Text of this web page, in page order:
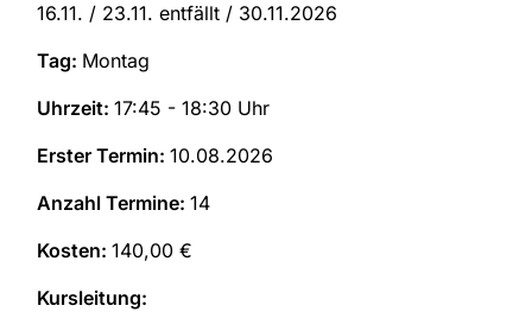
16.11. / 23.11. entfällt / 30.11.2026
Tag: Montag
Uhrzeit: 17:45 - 18:30 Uhr
Erster Termin: 10.08.2026
Anzahl Termine: 14
Kosten: 140,00 €
Kursleitung: